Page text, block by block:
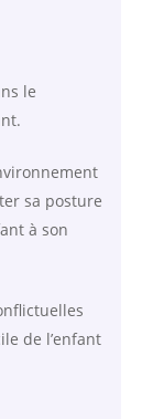
le
sa posture
à son
de l’enfant